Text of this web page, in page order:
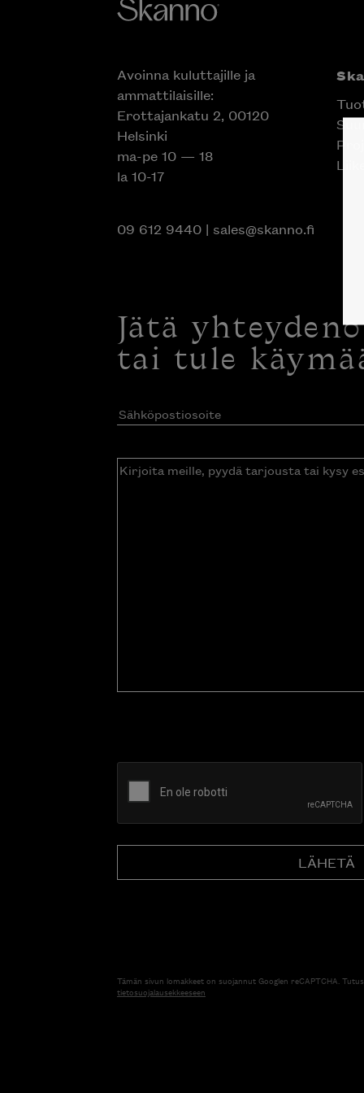
Avoinna kuluttajille ja
ammattilaisille:
Erottajankatu 2, 00120
Helsinki
ma-pe 10 — 18
la 10-17
09 612 9440| sales@skanno.fi
Jätä
tai tule
Sähköpostiosoite(Pakollinen)
Kirjoita
Tämän sivun lomakkeet on suojannut Googlen reCAPTCHA.
tietosuojalausekkeeseen